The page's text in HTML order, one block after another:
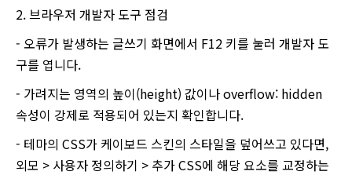
2. 브라우저 개발자 도구 점검
- 오류가 발생하는 글쓰기 화면에서 F12 키를 눌러 개발자 도
구를 엽니다.
- 가려지는 영역의 높이(height) 값이나 overflow: hidden
속성이 강제로 적용되어 있는지 확인합니다.
- 테마의 CSS가 케이보드 스킨의 스타일을 덮어쓰고 있다면,
외모 > 사용자 정의하기 > 추가 CSS에 해당 요소를 교정하는